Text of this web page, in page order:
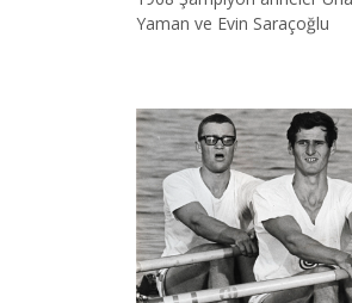
Yaman ve Evin Saraçoğlu